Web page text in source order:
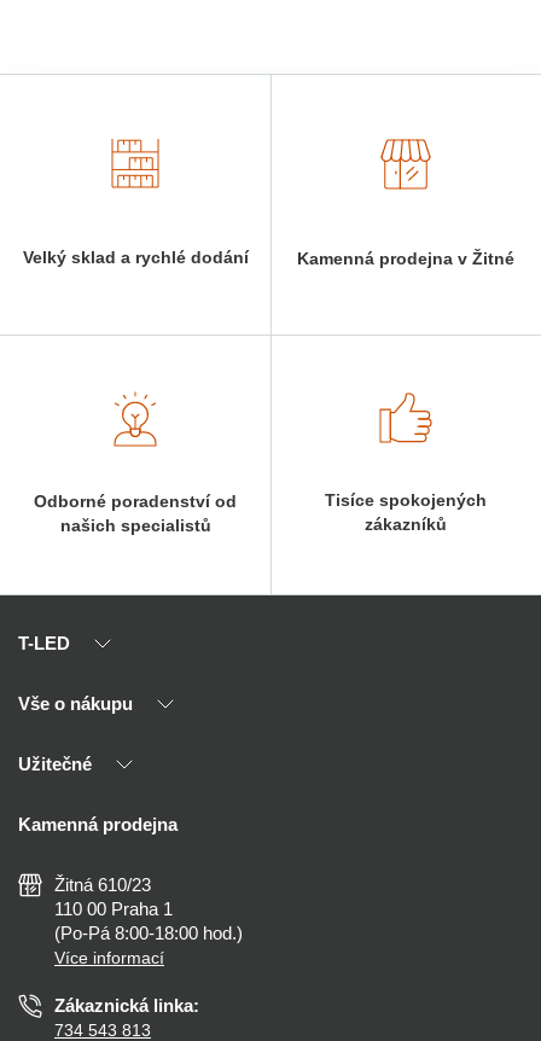
Velký sklad a rychlé dodání Kamenná prodejna v Žitné
Odborné poradenství od
našich specialistů
Tisíce spokojených
zákazníků
T-LED
O nás
Kontakty
Vše o nákupu
Výhody T-LED
Montáž
Nejčastější dotazy
Než koupíte
Osvětlení dle místnosti
Užitečné
Reklamace a vrácení
Zásady ochrany soukromí
Nastavení cookies
Prohlášení o přístupnosti
Kamenná prodejna
Žitná 610/23
110 00 Praha 1
(Po-Pá 8:00-18:00 hod.)
Více informací
Zákaznická linka:
734 543 813